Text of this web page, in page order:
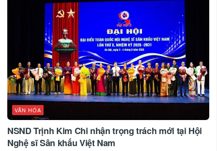
VĂN HÓA
NSND Trịnh Kim Chi nhận trọng trách mới tại Hội
Nghệ sĩ Sân khấu Việt Nam